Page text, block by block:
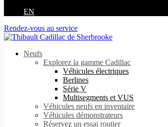
EN
Rendez-vous au service
Neufs
Explorez la gamme Cadillac
Véhicules électriques
Berlines
Série V
Multisegments et VUS
Véhicules neufs en inventaire
Véhicules démonstrateurs
Réservez un essai routier